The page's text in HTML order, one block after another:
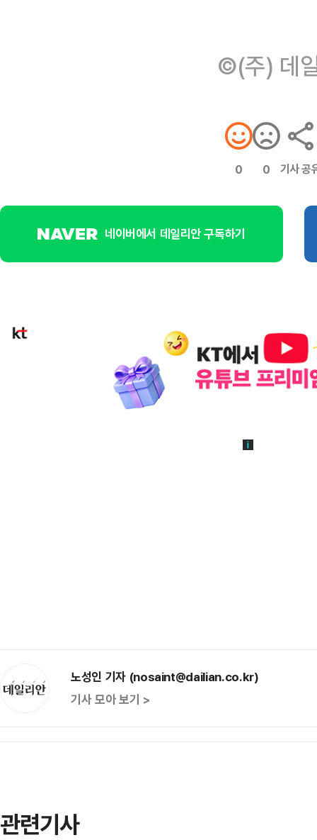
©(주) 데
0 0 기사 공
네이버에서 데일리안 구독하기
노성인 기자 (nosaint@dailian.co.kr)
기사 모아 보기 >
관련기사